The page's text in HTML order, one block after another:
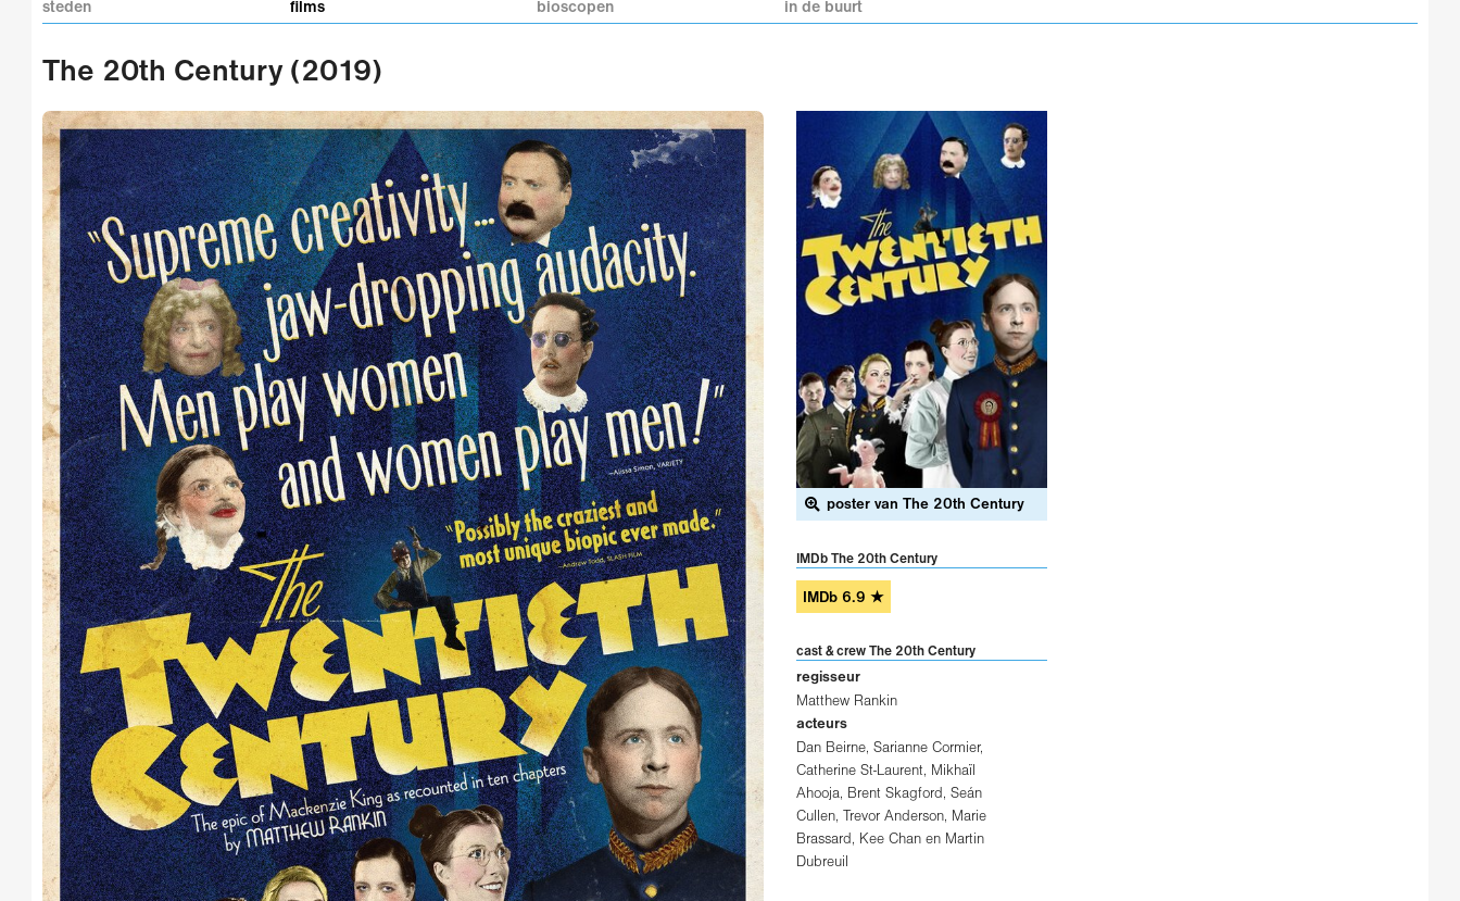
steden films bioscopen in de buurt
The 20th Century (2019)
poster van The 20th Century
IMDb The 20th Century
IMDb 6.9 ★
cast & crew The 20th Century
regisseur
Matthew Rankin
acteurs
Dan Beirne, Sarianne Cormier,
Catherine St-Laurent,
Mikhaïl
Ahooja, Brent Skagford , Seán
Cullen, Trevor Anderson,
Marie
Brassard , Kee Chan en Martin
Dubreuil